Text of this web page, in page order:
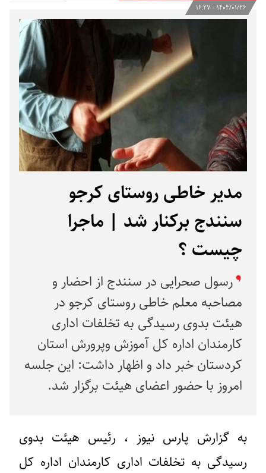
۱۴۰۴/۰۱/۲۶ - ۱۶:۲۷
مدیر خاطی روستای کرجو
سنندج برکنار شد | ماجرا
چیست ؟
رسول صحرایی در سنندج از احضار و
مصاحبه معلم خاطی روستای کرجو در
هیئت بدوی رسیدگی به تخلفات اداری
کارمندان اداره کل آموزش وپرورش استان
کردستان خبر داد و اظهار داشت: این جلسه
امروز با حضور اعضای هیئت برگزار شد.
به گزارش پارس نیوز ، رئیس هیئت بدوی
رسیدگی به تخلفات اداری کارمندان اداره کل